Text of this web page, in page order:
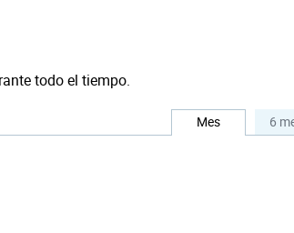
todo el tiempo.
Mes 6